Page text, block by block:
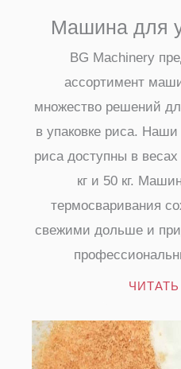
Машина для
BG Machinery
ассортимент
множество решений
в упаковке риса.
риса доступны в весах
кг и 50 кг.
термосваривания
свежими дольше и